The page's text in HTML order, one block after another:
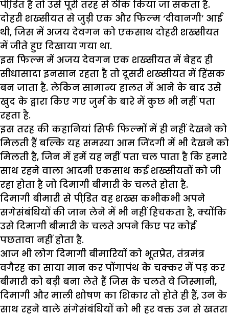
पीडि़त है तो उसे पूरी तरह से ठीक किया जा सकता है.
दोहरी शख्सीयत से जुड़ी एक और फिल्म ‘दीवानगी’ आई
थी, जिस में अजय देवगन को एकसाथ दोहरी शख्सीयत
में जीते हुए दिखाया गया था.
इस फिल्म में अजय देवगन एक शख्सीयत में बेहद ही
सीधासादा इनसान रहता है तो दूसरी शख्सीयत में हिंसक
बन जाता है. लेकिन सामान्य हालत में आने के बाद उसे
खुद के द्वारा किए गए जुर्म के बारे में कुछ भी नहीं पता
रहता है.
इस तरह की कहानियां सिर्फ फिल्मों में ही नहीं देखने को
मिलती हैं बल्कि यह समस्या आम जिंदगी में भी देखने को
मिलती है, जिन में हमें यह नहीं पता चल पाता है कि हमारे
साथ रहने वाला आदमी एकसाथ कई शख्सीयतों को जी
रहा होता है जो दिमागी बीमारी के चलते होता है.
दिमागी बीमारी से पीडि़त वह शख्स कभीकभी अपने
सगेसंबंधियों की जान लेने में भी नहीं हिचकता है, क्योंकि
उसे दिमागी बीमारी के चलते अपने किए पर कोई
पछतावा नहीं होता है.
आज भी लोग दिमागी बीमारियों को भूतप्रेत, तंत्रमंत्र
वगैरह का साया मान कर पोंगापंथ के चक्कर में पड़ कर
बीमारी को बड़ी बना लेते हैं जिस के चलते वे जिस्मानी,
दिमागी और माली शोषण का शिकार तो होते ही हैं, उन के
साथ रहने वाले संगेसंबंधियों को भी हर वक्त उन से खतरा